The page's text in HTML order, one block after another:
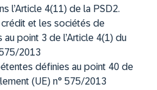
l’Article 4(11) de la PSD2.
et les sociétés de
point 3 de l’Article 4(1) du
2013
définies au point 40 de
(UE) n° 575/2013